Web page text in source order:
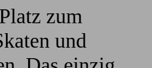
zum
und